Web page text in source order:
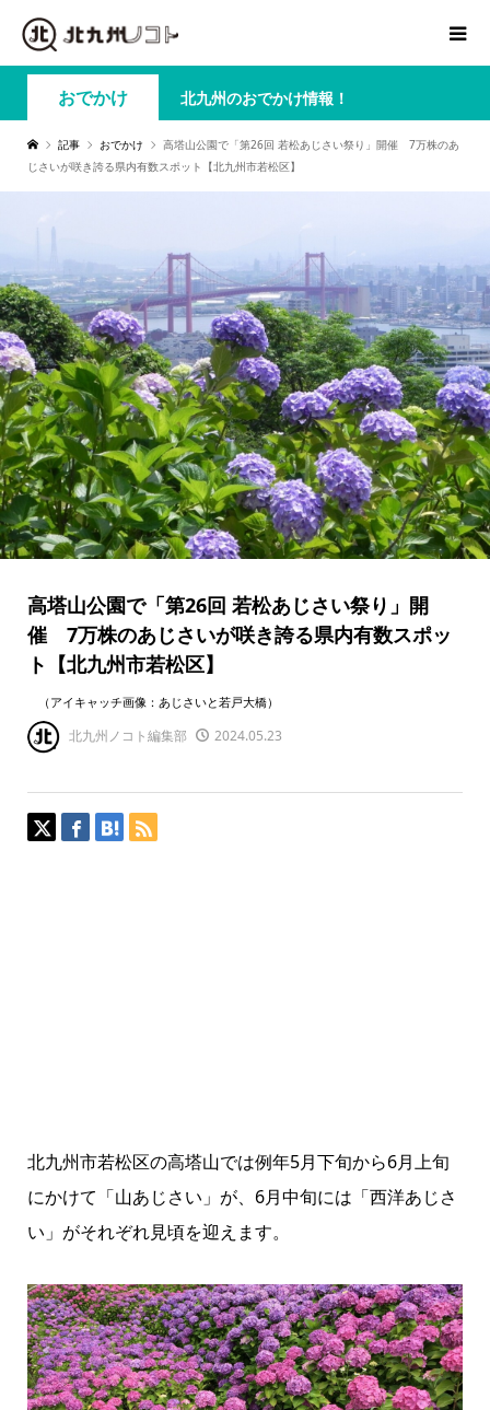
おでかけ 北九州のおでかけ情報！
記事 おでかけ
高塔山公園で「第26回 若松あじさい祭り」開催 7万株のあ
じさいが咲き誇る県内有数スポット【北九州市若松区】
高塔山公園で「第26回 若松あじさい祭り」開
催 7万株のあじさいが咲き誇る県内有数スポッ
ト【北九州市若松区】
（アイキャッチ画像：あじさいと若戸大橋）
北九州ノコト編集部 2024.05.23
北九州市若松区の高塔山では例年5月下旬から6月上旬
にかけて「山あじさい」が、6月中旬には「西洋あじさ
い」がそれぞれ見頃を迎えます。